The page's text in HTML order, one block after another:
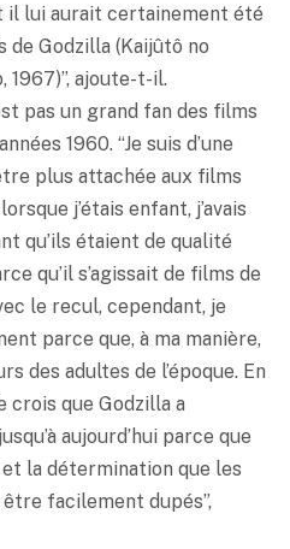
il lui aurait certainement été
Godzilla (Kaijûtô no
1967)”, ajoute-t-il.
pas un grand fan des films
1960. “Je suis d’une
plus attachée aux films
j’étais enfant, j’avais
qu’ils étaient de qualité
qu’il s’agissait de films de
le recul, cependant, je
parce que, à ma manière,
des adultes de l’époque. En
crois que Godzilla a
aujourd’hui parce que
la détermination que les
facilement dupés”,